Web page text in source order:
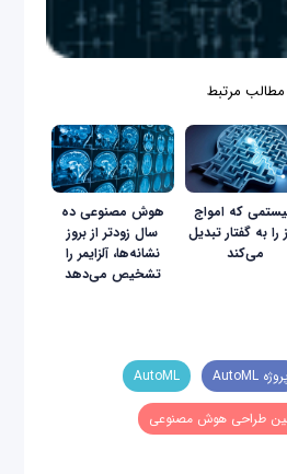
مطالب مرتبط
که امواج
را به گفتار تبدیل
می‌کند
هوش مصنوعی ده
سال زودتر از بروز
نشانه‌ها، آلزایمر را
تشخیص می‌دهد
پروژه AutoML AutoML
طراحی هوش مصنوعی